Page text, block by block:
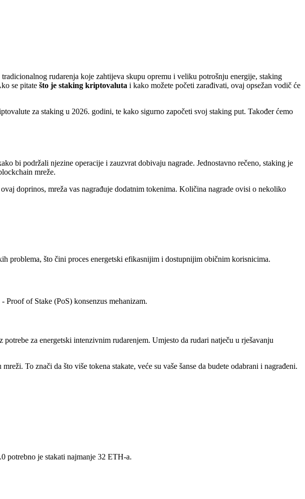
rudarenja koje zahtijeva skupu opremu i veliku potrošnju energije, staking
se pitate što je staking kriptovaluta i kako možete početi zarađivati, ovaj opsežan vodič će
za staking u 2026. godini, te kako sigurno započeti svoj staking put. Također ćemo
bi podržali njezine operacije i zauzvrat dobivaju nagrade. Jednostavno rečeno, staking je
mreže.
doprinos, mreža vas nagrađuje dodatnim tokenima. Količina nagrade ovisi o nekoliko
problema, što čini proces energetski efikasnijim i dostupnijim običnim korisnicima.
of Stake (PoS) konsenzus mehanizam.
za energetski intenzivnim rudarenjem. Umjesto da rudari natječu u rješavanju
To znači da što više tokena stakate, veće su vaše šanse da budete odabrani i nagrađeni.
potrebno je stakati najmanje 32 ETH-a.